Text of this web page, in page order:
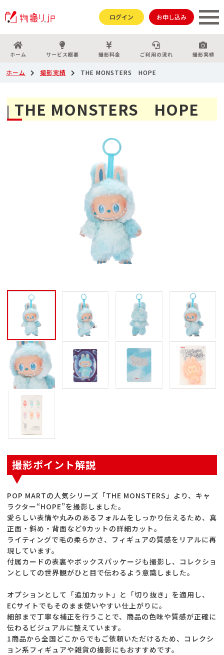
ログイン お申し込み
ホーム サービス概要 撮影料金 ご利用の流れ 撮影実績
ホーム 撮影実績 THE MONSTERS HOPE
THE MONSTERS HOPE
撮影ポイント解説
POP MARTの人気シリーズ「THE MONSTERS」より、キャ
ラクター“HOPE”を撮影しました。
愛らしい表情や丸みのあるフォルムをしっかり伝えるため、真
正面・斜め・背面など9カットの詳細カット。
ライティングで毛の柔らかさ、フィギュアの質感をリアルに再
現しています。
付属カードの表裏やボックスパッケージも撮影し、コレクショ
ンとしての世界観がひと目で伝わるよう意識しました。
オプションとして「追加カット」と「切り抜き」を適用し、
ECサイトでもそのまま使いやすい仕上がりに。
細部まで丁寧な補正を行うことで、商品の色味や質感が正確に
伝わるビジュアルに整えています。
1商品から全国どこからでもご依頼いただけるため、コレクシ
ョン系フィギュアや雑貨の撮影にもおすすめです。